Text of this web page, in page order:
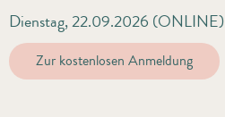
Dienstag, 22.09.2026 (ONLINE)
Zur kostenlosen Anmeldung